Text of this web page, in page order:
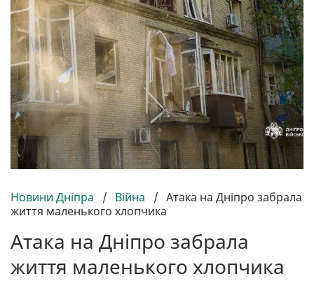
Новини Дніпра / Війна / Атака на Дніпро забрала
життя маленького хлопчика
Атака на Дніпро забрала
життя маленького хлопчика